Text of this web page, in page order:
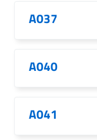
A037
A040
A041